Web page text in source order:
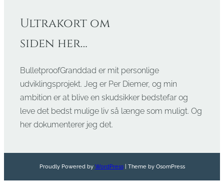
Ultrakort om
siden her…
BulletproofGranddad er mit personlige
udviklingsprojekt. Jeg er Per Diemer, og min
ambition er at blive en skudsikker bedstefar og
leve det bedst mulige liv så længe som muligt. Og
her dokumenterer jeg det.
Proudly Powered by WordPress| Theme by OsomPress